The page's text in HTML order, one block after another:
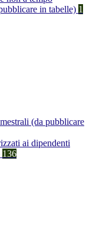
in tabelle) 1
(da pubblicare
ai dipendenti
136